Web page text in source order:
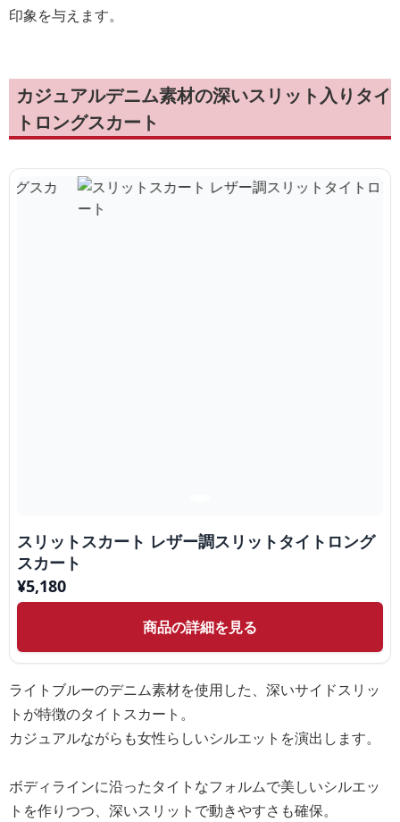
印象を与えます。
カジュアルデニム素材の深いスリット入りタイ
トロングスカート
スリットスカート レザー調スリットタイトロング
スカート
¥5,180
商品の詳細を見る
ライトブルーのデニム素材を使用した、深いサイドスリッ
トが特徴のタイトスカート。
カジュアルながらも女性らしいシルエットを演出します。
ボディラインに沿ったタイトなフォルムで美しいシルエッ
トを作りつつ、深いスリットで動きやすさも確保。